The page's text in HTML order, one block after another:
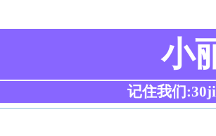
小
记住我们